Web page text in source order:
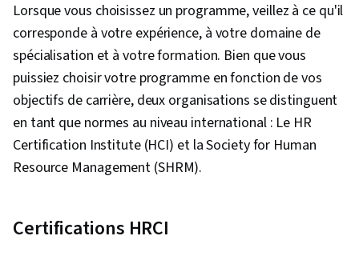
employés, L'innovation, Gestion des risques,
Leadership stratégique, Risque opérationnel,
Analyse opérationnelle, Rédaction de rapports,
Indicateurs clés de performance (ICP),
Contrôles internes, Stratégie commerciale,
Planification des effectifs, Changement
organisationnel, Exécution du plan, Atténuation
des risques, Efficacité organisationnelle,
humaines, Influence, Résolution de problèmes
Lorsque vous choisissez un programme, veillez à ce qu'il
corresponde à votre expérience, à votre domaine de
spécialisation et à votre formation. Bien que vous
puissiez choisir votre programme en fonction de vos
objectifs de carrière, deux organisations se distinguent
en tant que normes au niveau international : Le HR
Certification Institute (HCI) et la Society for Human
Resource Management (SHRM).
Certifications HRCI